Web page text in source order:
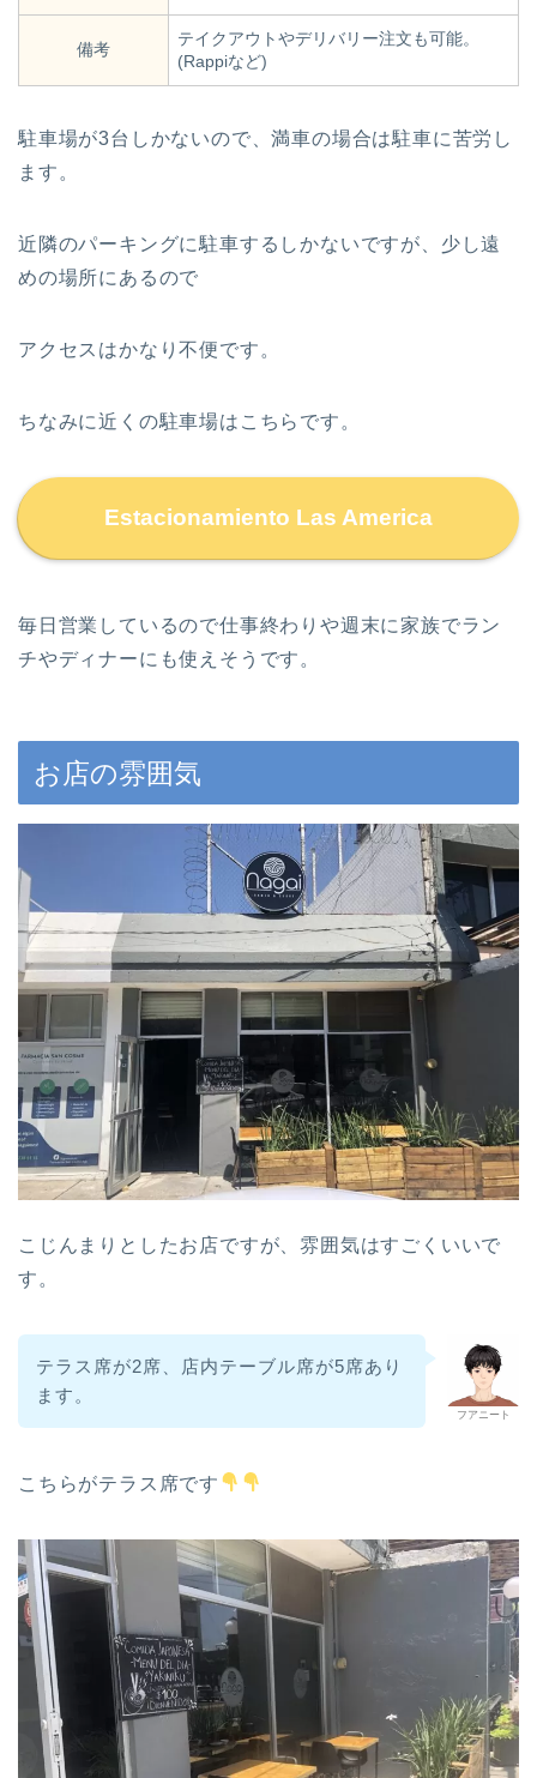
備考
テイクアウトやデリバリー注文も可能。
(Rappiなど)
駐車場が3台しかないので、満車の場合は駐車に苦労し
ます。
近隣のパーキングに駐車するしかないですが、少し遠
めの場所にあるので
アクセスはかなり不便です。
ちなみに近くの駐車場はこちらです。
Estacionamiento Las America
毎日営業しているので仕事終わりや週末に家族でラン
チやディナーにも使えそうです。
お店の雰囲気
こじんまりとしたお店ですが、雰囲気はすごくいいで
す。
フアニート
テラス席が2席、店内テーブル席が5席あり
ます。
こちらがテラス席です